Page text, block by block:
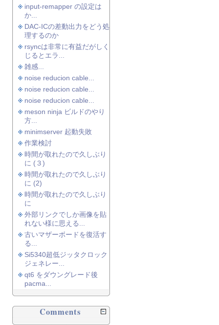
input-remapper の設定は
か...
DAC-ICの差動出力をどう処
理するのか
rsyncは非常に有益だがしく
じるとエラ...
雑感...
noise reducion cable...
noise reducion cable...
noise reducion cable...
meson ninja ビルドのやり
方...
minimserver 起動失敗
作業検討
時間が取れたので久しぶり
に (３)
時間が取れたので久しぶり
に (2)
時間が取れたので久しぶり
に
外部リンクでしか画像を貼
れない様に思える...
古いマザーボードを復活す
る...
Si5340超低ジッタクロック
ジェネレー...
qt6 をダウングレード後
pacma...
Comments